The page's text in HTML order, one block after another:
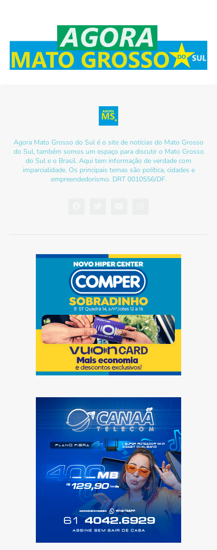
Agora Mato Grosso do Sul é o site de notícias do Mato Grosso
do Sul, também somos um espaço para discutir o Mato Grosso
do Sul e o Brasil. Aqui tem informação de verdade com
imparcialidade. Os principais temas são política, cidades e
empreendedorismo. DRT 0010556/DF.